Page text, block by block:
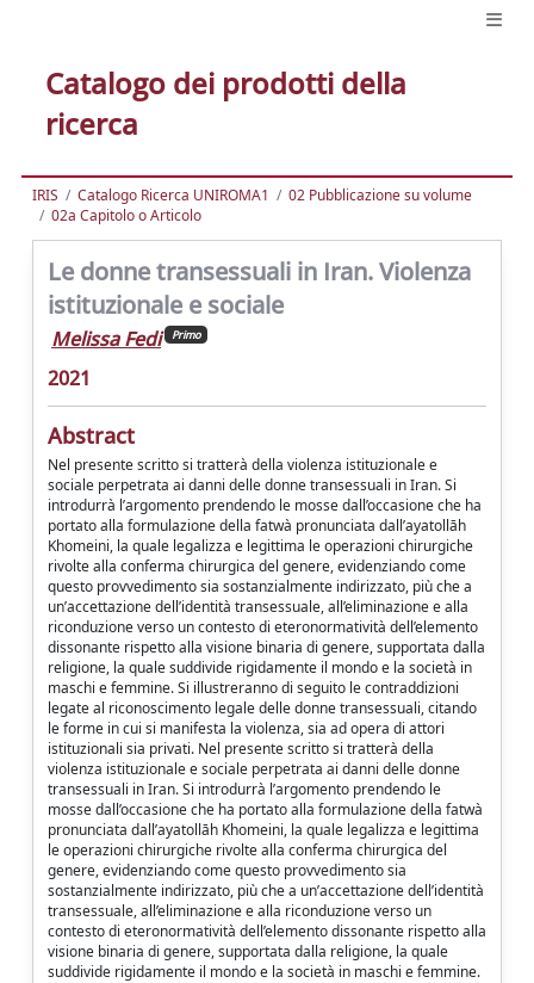
Catalogo dei prodotti della
ricerca
IRIS Catalogo Ricerca UNIROMA1
02 Pubblicazione su volume
02a Capitolo o Articolo
Le donne transessuali in Iran. Violenza
istituzionale e sociale
Melissa Fedi Primo
2021
Abstract
Nel presente scritto si tratterà della violenza istituzionale e
sociale perpetrata ai danni delle donne transessuali in Iran. Si
introdurrà l’argomento prendendo le mosse dall’occasione che ha
portato alla formulazione della fatwà pronunciata dall’ayatollāh
Khomeini, la quale legalizza e legittima le operazioni chirurgiche
rivolte alla conferma chirurgica del genere, evidenziando come
questo provvedimento sia sostanzialmente indirizzato, più che a
un’accettazione dell’identità transessuale, all’eliminazione e alla
riconduzione verso un contesto di eteronormatività dell’elemento
dissonante rispetto alla visione binaria di genere, supportata dalla
religione, la quale suddivide rigidamente il mondo e la società in
maschi e femmine. Si illustreranno di seguito le contraddizioni
legate al riconoscimento legale delle donne transessuali, citando
le forme in cui si manifesta la violenza, sia ad opera di attori
istituzionali sia privati. Nel presente scritto si tratterà della
violenza istituzionale e sociale perpetrata ai danni delle donne
transessuali in Iran. Si introdurrà l’argomento prendendo le
mosse dall’occasione che ha portato alla formulazione della fatwà
pronunciata dall’ayatollāh Khomeini, la quale legalizza e legittima
le operazioni chirurgiche rivolte alla conferma chirurgica del
genere, evidenziando come questo provvedimento sia
sostanzialmente indirizzato, più che a un’accettazione dell’identità
transessuale, all’eliminazione e alla riconduzione verso un
contesto di eteronormatività dell’elemento dissonante rispetto alla
visione binaria di genere, supportata dalla religione, la quale
suddivide rigidamente il mondo e la società in maschi e femmine.